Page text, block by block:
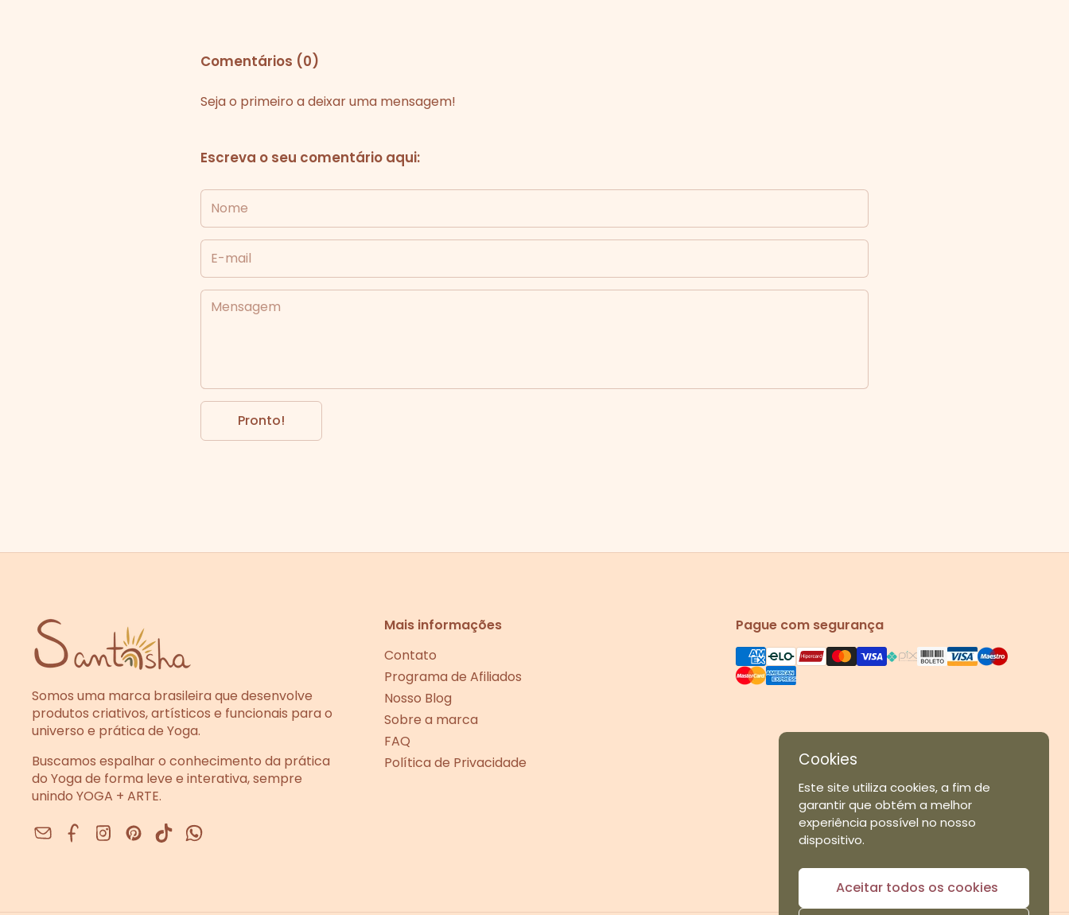
Comentários (0)
Seja o primeiro a deixar uma mensagem!
Escreva o seu comentário aqui:
Nome
E-mail
Mensagem
Pronto!
Somos uma marca brasileira que desenvolve
produtos criativos, artísticos e funcionais para o
universo e prática de Yoga.
Buscamos espalhar o conhecimento da prática
do Yoga de forma leve e interativa, sempre
unindo YOGA + ARTE.
FacebookInstagram
Pinterest
Mais informações
Contato
Programa de Afiliados
Nosso Blog
Sobre a marca
FAQ
Política de Privacidade
Pague com segurança
Cookies
Este site utiliza cookies, a fim de
garantir que obtém a melhor
experiência possível no nosso
dispositivo.
Aceitar todos os cookies